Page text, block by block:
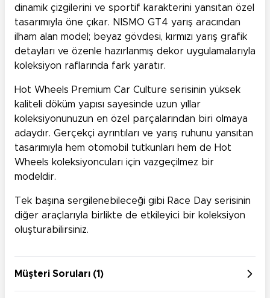
dinamik çizgilerini ve sportif karakterini yansıtan özel
tasarımıyla öne çıkar. NISMO GT4 yarış aracından
ilham alan model; beyaz gövdesi, kırmızı yarış grafik
detayları ve özenle hazırlanmış dekor uygulamalarıyla
koleksiyon raflarında fark yaratır.
Hot Wheels Premium Car Culture serisinin yüksek
kaliteli döküm yapısı sayesinde uzun yıllar
koleksiyonunuzun en özel parçalarından biri olmaya
adaydır. Gerçekçi ayrıntıları ve yarış ruhunu yansıtan
tasarımıyla hem otomobil tutkunları hem de Hot
Wheels koleksiyoncuları için vazgeçilmez bir
modeldir.
Tek başına sergilenebileceği gibi Race Day serisinin
diğer araçlarıyla birlikte de etkileyici bir koleksiyon
oluşturabilirsiniz.
Müşteri Soruları (1)